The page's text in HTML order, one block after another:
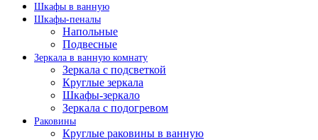
Шкафы в ванную
Шкафы-пеналы
Напольные
Подвесные
Зеркала в ванную комнату
Зеркала с подсветкой
Круглые зеркала
Шкафы-зеркало
Зеркала с подогревом
Раковины
Круглые раковины в ванную